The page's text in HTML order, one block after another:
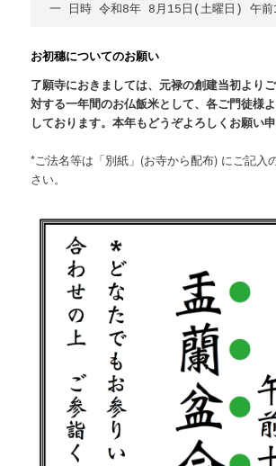
お初穗についてのお願い
了願寺におきましては、元禄の創建当初より
対する一年間のお仏飯米として、各ご門徒様
しております。本年もどうぞよろしくお願い申
*ご法名等は「別紙」(お寺から配布) にご記入
さい。